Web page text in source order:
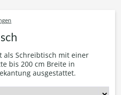
als Schreibtisch mit einer
bis 200 cm Breite in
ausgestattet.